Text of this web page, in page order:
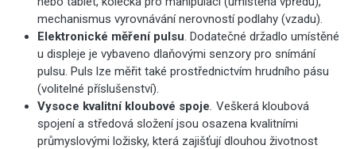
mechanismus vyrovnávání nerovností podlahy (vzadu).
Elektronické měření pulsu. Dodatečné držadlo umístěné
u displeje je vybaveno dlaňovými senzory pro snímání
pulsu. Puls lze měřit také prostřednictvím hrudního pásu
(volitelné příslušenství).
Vysoce kvalitní kloubové spoje. Veškerá kloubová
spojení a středová složení jsou osazena kvalitními
průmyslovými ložisky, která zajišťují dlouhou životnost